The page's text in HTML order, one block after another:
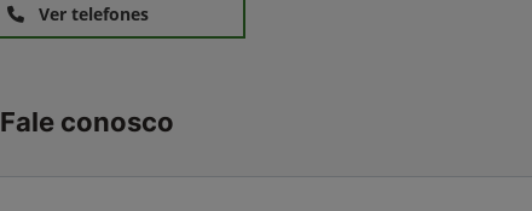
Ver telefones
Fale conosco